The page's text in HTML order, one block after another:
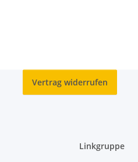
Vertrag widerrufen
Linkgruppe